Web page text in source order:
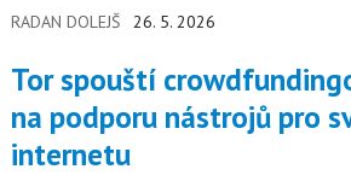
každodenní práci s webem.
RADAN DOLEJŠ 26. 5. 2026
Tor spouští crowdfundingovou kampaň
na podporu nástrojů pro
internetu